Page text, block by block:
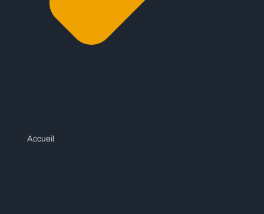
Accueil